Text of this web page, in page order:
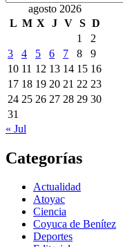
agosto 2026
L M X J V S D
1
2
3
4 5 6 7 8
9
10 11 12 13 14 15 16
17 18 19 20 21 22 23
24 25 26 27 28 29 30
31
« Jul
Categorías
Actualidad
Atoyac
Ciencia
Coyuca de Benítez
Deportes